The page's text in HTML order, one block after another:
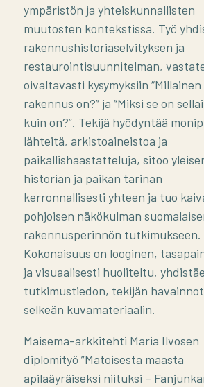
ympäristön ja yhteiskunnallisten
muutosten kontekstissa. Työ
rakennushistoriaselvityksen ja
restaurointisuunnitelman,
oivaltavasti kysymyksiin “Millainen
rakennus on?” ja “Miksi se on
kuin on?”. Tekijä hyödyntää
lähteitä, arkistoaineistoa ja
paikallishaastatteluja, sitoo
historian ja paikan tarinan
kerronnallisesti yhteen ja tuo
pohjoisen näkökulman
rakennusperinnön tutkimukseen.
Kokonaisuus on looginen,
ja visuaalisesti huoliteltu,
tutkimustiedon, tekijän
selkeän kuvamateriaalin.
Maisema-arkkitehti Maria Ilvosen
diplomityö ”Matoisesta maasta
apilaäyräiseksi niituksi –